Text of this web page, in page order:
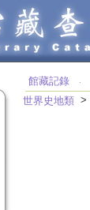
館藏記錄 ‧
世界史地類 >